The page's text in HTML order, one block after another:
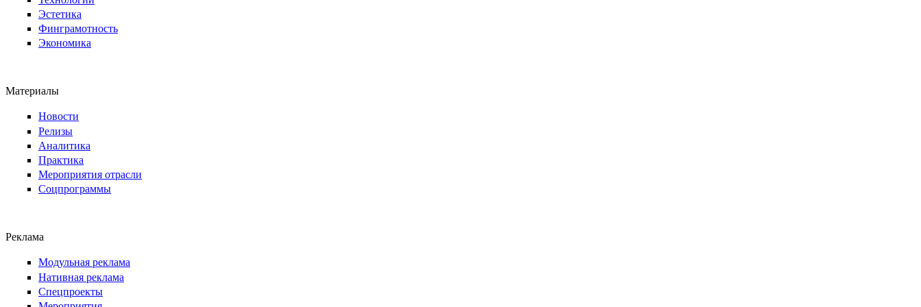
Эстетика
Финграмотность
Экономика
Материалы
Новости
Релизы
Аналитика
Практика
Мероприятия отрасли
Соцпрограммы
Реклама
Модульная реклама
Нативная реклама
Спецпроекты